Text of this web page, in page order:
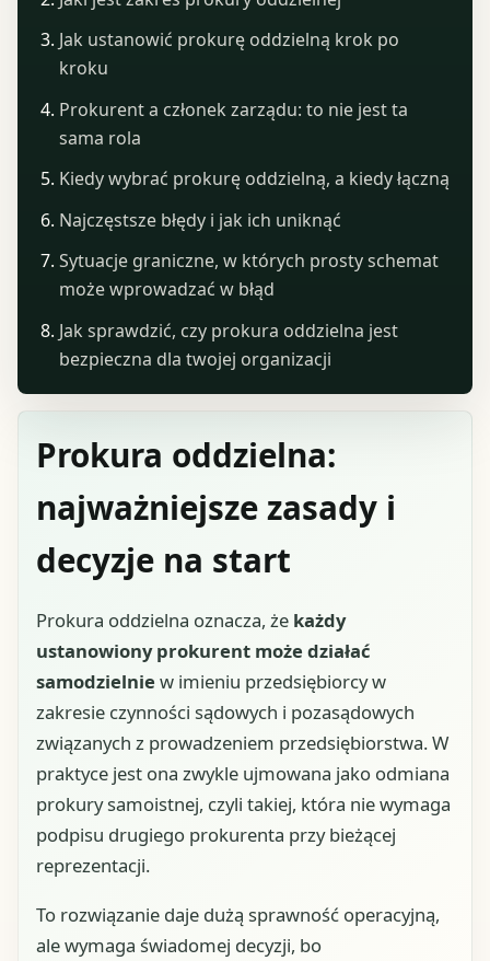
Prokura oddzielna:
najważniejsze zasady i
decyzje na start
Prokura oddzielna oznacza, że każdy
ustanowiony prokurent może działać
samodzielnie w imieniu przedsiębiorcy w
zakresie czynności sądowych i pozasądowych
związanych z prowadzeniem przedsiębiorstwa. W
praktyce jest ona zwykle ujmowana jako odmiana
prokury samoistnej, czyli takiej, która nie wymaga
podpisu drugiego prokurenta przy bieżącej
reprezentacji.
To rozwiązanie daje dużą sprawność operacyjną,
ale wymaga świadomej decyzji, bo
Jak ustanowić prokurę oddzielną krok po
kroku
Prokurent a członek zarządu: to nie jest ta
sama rola
Kiedy wybrać prokurę oddzielną, a kiedy łączną
Najczęstsze błędy i jak ich uniknąć
Sytuacje graniczne, w których prosty schemat
może wprowadzać w błąd
Jak sprawdzić, czy prokura oddzielna jest
bezpieczna dla twojej organizacji